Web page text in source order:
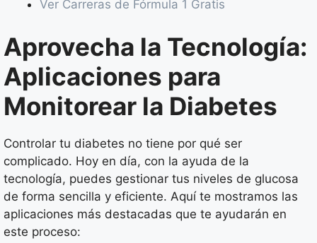
Ver Carreras de Fórmula 1 Gratis
Aprovecha la Tecnología:
Aplicaciones para
Monitorear la Diabetes
Controlar tu diabetes no tiene por qué ser
complicado. Hoy en día, con la ayuda de la
tecnología, puedes gestionar tus niveles de glucosa
de forma sencilla y eficiente. Aquí te mostramos las
aplicaciones más destacadas que te ayudarán en
este proceso: